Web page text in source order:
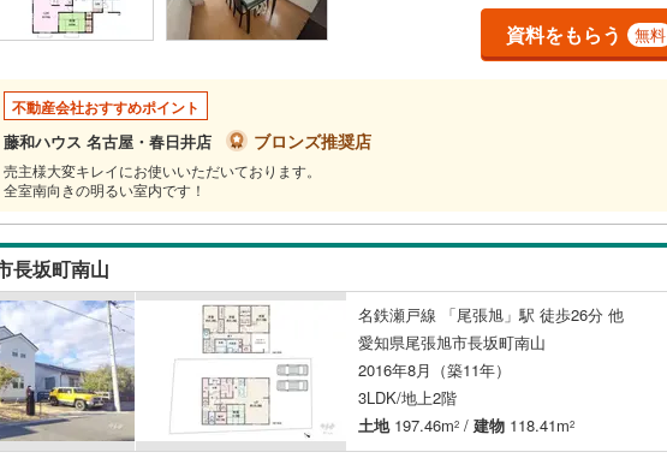
資料をもらう 無料
不動産会社おすすめポイント
藤和ハウス 名古屋・春日井店 ブロンズ推奨店
売主様大変キレイにお使いいただいております。
全室南向きの明るい室内です！
長坂町南山
名鉄瀬戸線 「尾張旭」駅 徒歩26分 他
愛知県尾張旭市長坂町南山
2016年8月（築11年）
3LDK/地上2階
土地197.46m2 / 建物 118.41m2